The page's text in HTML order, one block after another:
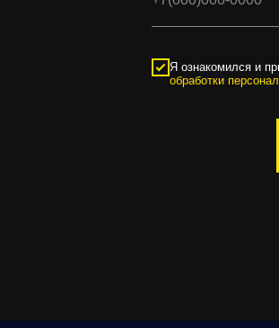
Я ознакомился и
обработки